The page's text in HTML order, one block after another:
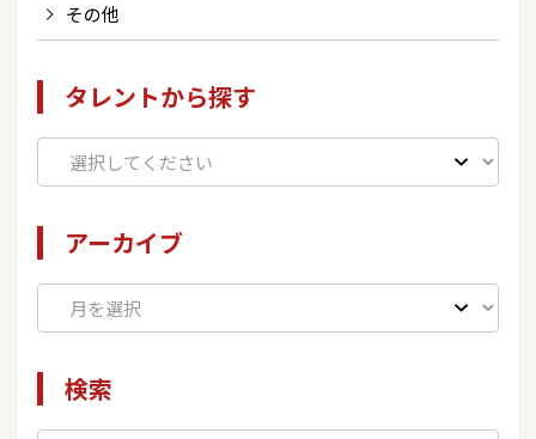
その他
タレントから探す
アーカイブ
検索